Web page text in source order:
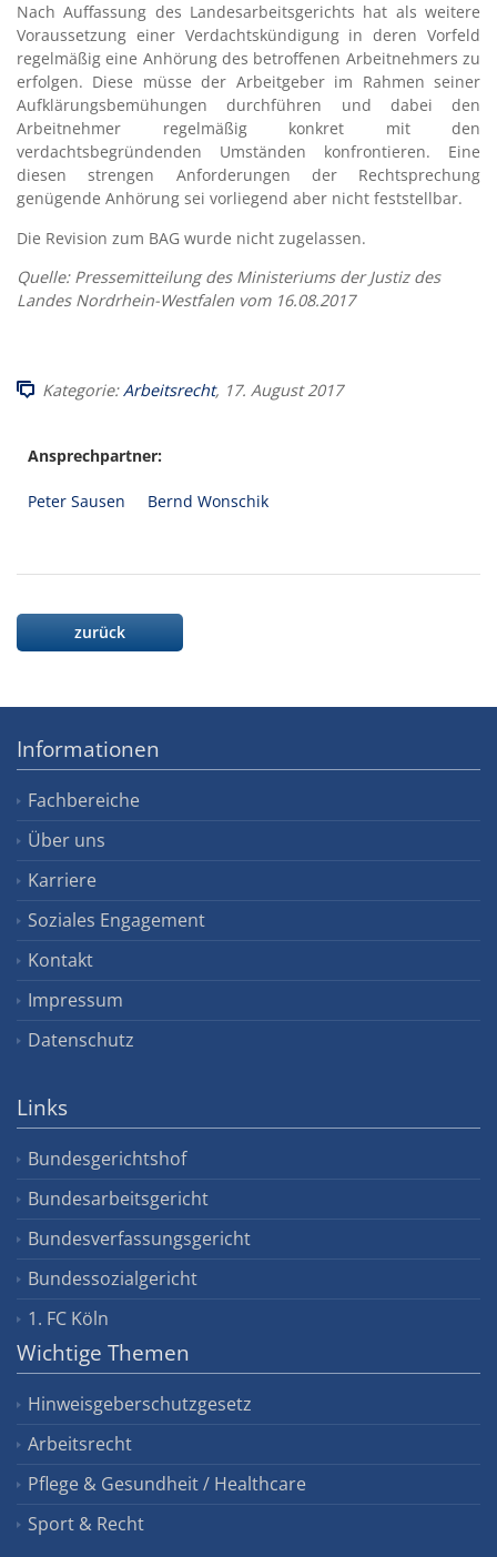
Nach Auffassung des Landesarbeitsgerichts hat als weitere
Voraussetzung einer Verdachtskündigung in deren Vorfeld
regelmäßig eine Anhörung des betroffenen Arbeitnehmers zu
erfolgen. Diese müsse der Arbeitgeber im Rahmen seiner
Aufklärungsbemühungen durchführen und dabei den
Arbeitnehmer regelmäßig konkret mit den
verdachtsbegründenden Umständen konfrontieren. Eine
diesen strengen Anforderungen der Rechtsprechung
genügende Anhörung sei vorliegend aber nicht feststellbar.
Die Revision zum BAG wurde nicht zugelassen.
Quelle: Pressemitteilung des Ministeriums der Justiz des
Landes Nordrhein-Westfalen vom 16.08.2017
Kategorie:Arbeitsrecht, 17. August 2017
Ansprechpartner:
Peter Sausen Bernd Wonschik
zurück
Informationen
Fachbereiche
Über uns
Karriere
Soziales Engagement
Kontakt
Impressum
Datenschutz
Links
Bundesgerichtshof
Bundesarbeitsgericht
Bundesverfassungsgericht
Bundessozialgericht
1. FC Köln
Wichtige Themen
Hinweisgeberschutzgesetz
Arbeitsrecht
Pflege & Gesundheit / Healthcare
Sport & Recht